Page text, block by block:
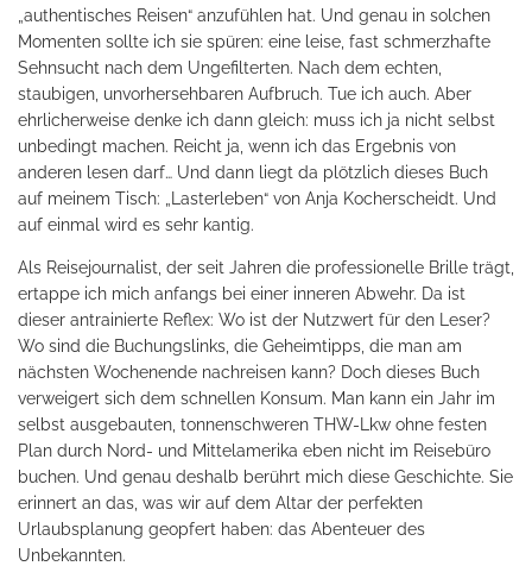
„authentisches Reisen“ anzufühlen hat. Und genau in solchen
Momenten sollte ich sie spüren: eine leise, fast schmerzhafte
Sehnsucht nach dem Ungefilterten. Nach dem echten,
staubigen, unvorhersehbaren Aufbruch. Tue ich auch. Aber
ehrlicherweise denke ich dann gleich: muss ich ja nicht selbst
unbedingt machen. Reicht ja, wenn ich das Ergebnis von
anderen lesen darf… Und dann liegt da plötzlich dieses Buch
auf meinem Tisch: „Lasterleben“ von Anja Kocherscheidt. Und
auf einmal wird es sehr kantig.
Als Reisejournalist, der seit Jahren die professionelle Brille trägt,
ertappe ich mich anfangs bei einer inneren Abwehr. Da ist
dieser antrainierte Reflex: Wo ist der Nutzwert für den Leser?
Wo sind die Buchungslinks, die Geheimtipps, die man am
nächsten Wochenende nachreisen kann? Doch dieses Buch
verweigert sich dem schnellen Konsum. Man kann ein Jahr im
selbst ausgebauten, tonnenschweren THW-Lkw ohne festen
Plan durch Nord- und Mittelamerika eben nicht im Reisebüro
buchen. Und genau deshalb berührt mich diese Geschichte. Sie
erinnert an das, was wir auf dem Altar der perfekten
Urlaubsplanung geopfert haben: das Abenteuer des
Unbekannten.